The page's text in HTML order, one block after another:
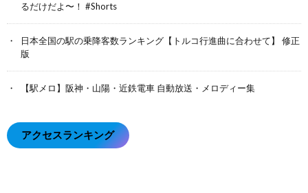
るだけだよ〜！ #Shorts
日本全国の駅の乗降客数ランキング【トルコ行進曲に合わせて】 修正
版
【駅メロ】阪神・山陽・近鉄電車 自動放送・メロディー集
アクセスランキング